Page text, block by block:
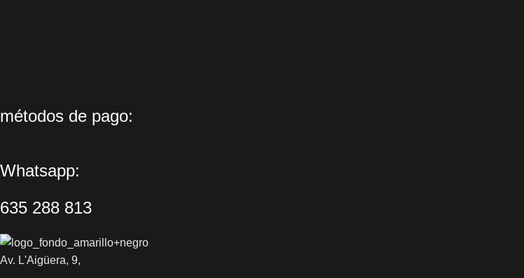
métodos de pago:
Whatsapp:
635 288 813
Av. L'Aigüera, 9,